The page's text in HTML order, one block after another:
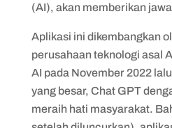
(AI), akan memberikan
Aplikasi ini dikembangkan
perusahaan teknologi asal
AI pada November 2022
yang besar, Chat GPT
meraih hati masyarakat.